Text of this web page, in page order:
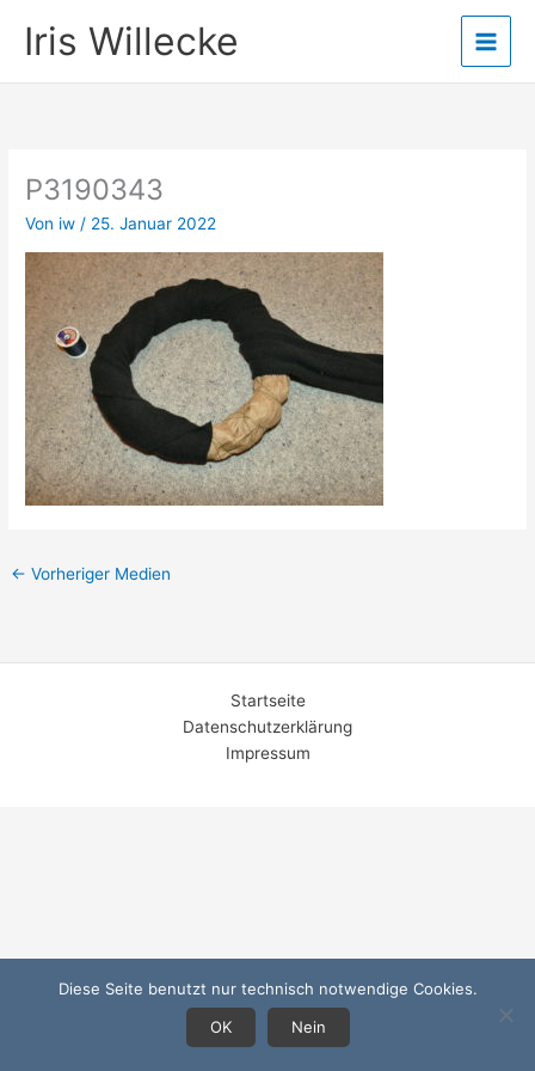
InhaltIris Willecke
P3190343
Von iw / 25. Januar 2022
← Vorheriger Medien
Startseite
Datenschutzerklärung
Impressum
Diese Seite benutzt nur technisch notwendige Cookies.
OK
Nein